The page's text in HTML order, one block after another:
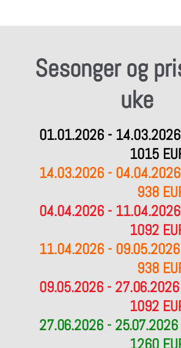
Sesonger og
uke
01.01.2026 - 14.03.2026
1015
14.03.2026 - 04.04.2026
938
04.04.2026 - 11.04.2026
1092
11.04.2026 - 09.05.2026
938
09.05.2026 - 27.06.2026
1092
27.06.2026 - 25.07.2026
1260